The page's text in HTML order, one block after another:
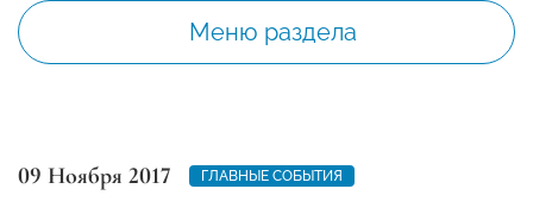
Меню раздела
09 Ноября 2017 ГЛАВНЫЕ СОБЫТИЯ